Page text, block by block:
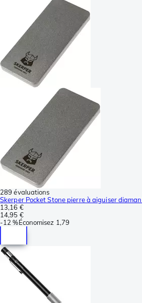
289 évaluations
Skerper Pocket Stone pierre à aiguiser
13,16 €
14,95 €
-12 %Économisez 1,79